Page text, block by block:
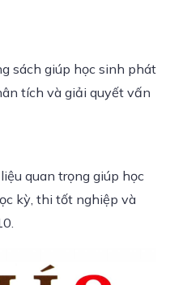
sách giúp học sinh phát
tích và giải quyết vấn
quan trọng giúp học
kỳ, thi tốt nghiệp và